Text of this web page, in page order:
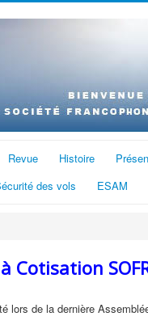
Revue Histoire
des vols ESAM
Cotisation
lors de la dernière